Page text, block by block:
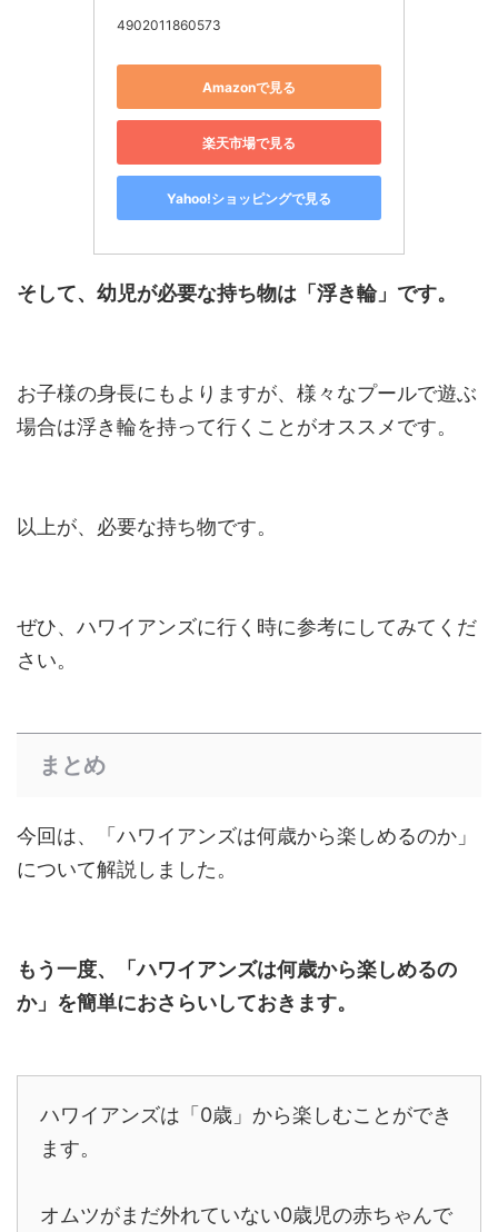
4902011860573
Amazonで見る
楽天市場で見る
Yahoo!ショッピングで見る
そして、幼児が必要な持ち物は「浮き輪」です。
お子様の身長にもよりますが、様々なプールで遊ぶ
場合は浮き輪を持って行くことがオススメです。
以上が、必要な持ち物です。
ぜひ、ハワイアンズに行く時に参考にしてみてくだ
さい。
まとめ
今回は、「ハワイアンズは何歳から楽しめるのか」
について解説しました。
もう一度、 「ハワイアンズは何歳から楽しめるの
か」を簡単におさらいしておきます。
ハワイアンズは「0歳」から楽しむことができ
ます。
オムツがまだ外れていない0歳児の赤ちゃんで